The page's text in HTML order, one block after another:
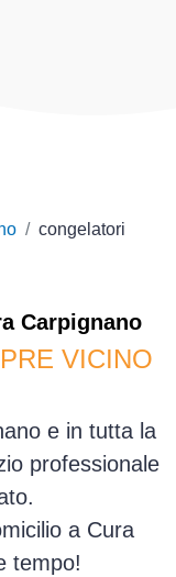
congelatori
Carpignano
VICINO
e in tutta la
professionale
a Cura
tempo!